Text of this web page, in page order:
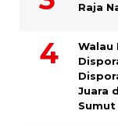
Raja
Walau
Juara
Sumut